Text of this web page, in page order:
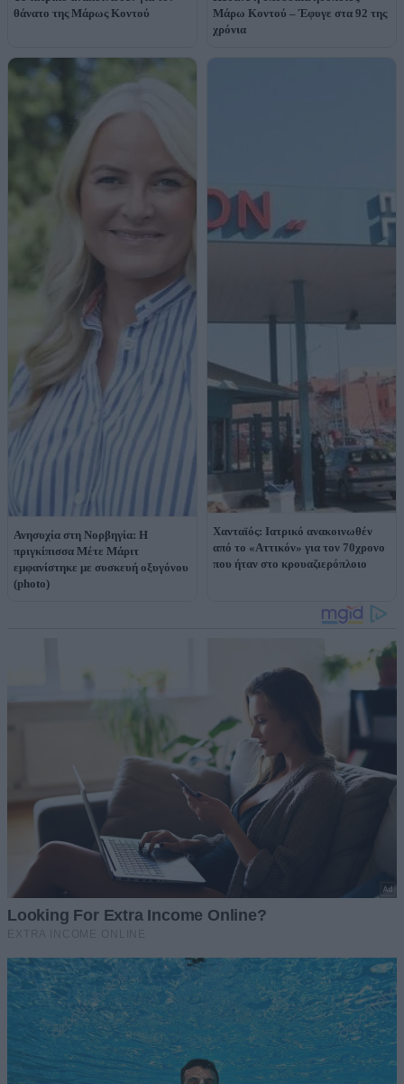
θάνατο της Μάρως Κοντού
Μάρω Κοντού – Έφυγε στα 92 της
χρόνια
Ανησυχία στη Νορβηγία: Η
πριγκίπισσα Μέτε Μάριτ
εμφανίστηκε με συσκευή οξυγόνου
(photo)
Χανταϊός: Ιατρικό ανακοινωθέν
από το «Αττικόν» για τον 70χρονο
που ήταν στο κρουαζιερόπλοιο